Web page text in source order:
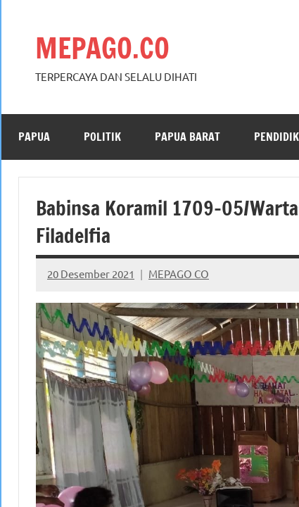
MEPAGO.CO
TERPERCAYA DAN SELALU DIHATI
PAPUA POLITIK PAPUA BARAT
Babinsa Koramil 1709-05/
Filadelfia
20 Desember 2021 MEPAGO CO
No
comments